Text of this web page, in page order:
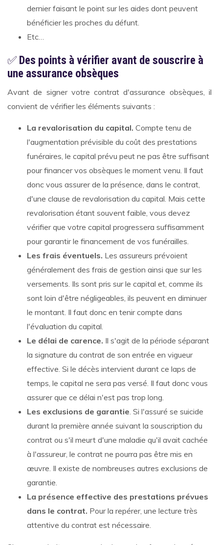
dernier faisant le point sur les aides dont peuvent
bénéficier les proches du défunt.
Etc…
✅ Des points à vérifier avant de souscrire à
une assurance obsèques
Avant de signer votre contrat d'assurance obsèques, il
convient de vérifier les éléments suivants :
La revalorisation du capital. Compte tenu de
l'augmentation prévisible du coût des prestations
funéraires, le capital prévu peut ne pas être suffisant
pour financer vos obsèques le moment venu. Il faut
donc vous assurer de la présence, dans le contrat,
d'une clause de revalorisation du capital. Mais cette
revalorisation étant souvent faible, vous devez
vérifier que votre capital progressera suffisamment
pour garantir le financement de vos funérailles.
Les frais éventuels. Les assureurs prévoient
généralement des frais de gestion ainsi que sur les
versements. Ils sont pris sur le capital et, comme ils
sont loin d'être négligeables, ils peuvent en diminuer
le montant. Il faut donc en tenir compte dans
l'évaluation du capital.
Le délai de carence. Il s'agit de la période séparant
la signature du contrat de son entrée en vigueur
effective. Si le décès intervient durant ce laps de
temps, le capital ne sera pas versé. Il faut donc vous
assurer que ce délai n'est pas trop long.
Les exclusions de garantie . Si l'assuré se suicide
durant la première année suivant la souscription du
contrat ou s'il meurt d'une maladie qu'il avait cachée
à l'assureur, le contrat ne pourra pas être mis en
œuvre. Il existe de nombreuses autres exclusions de
garantie.
La présence effective des prestations prévues
dans le contrat. Pour la repérer, une lecture très
attentive du contrat est nécessaire.